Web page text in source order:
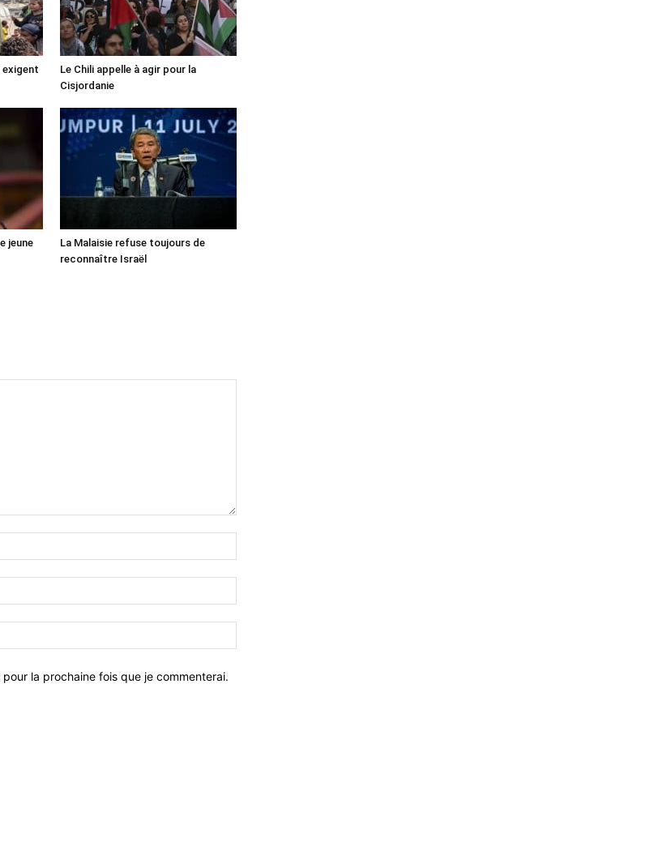
exigent
Le Chili appelle à agir pour la
Cisjordanie
jeune
La Malaisie refuse toujours de
reconnaître Israël
la prochaine fois que je commenterai.